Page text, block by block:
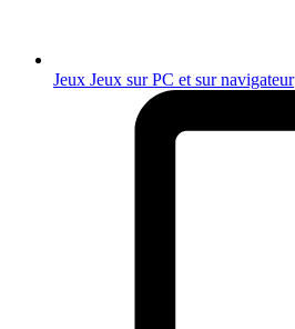
Jeux Jeux sur PC et sur navigateur